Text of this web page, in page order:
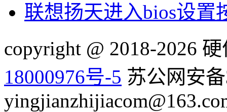
联想扬天进入bios设置
copyright @ 2018-2026
18000976号-5 苏公网安